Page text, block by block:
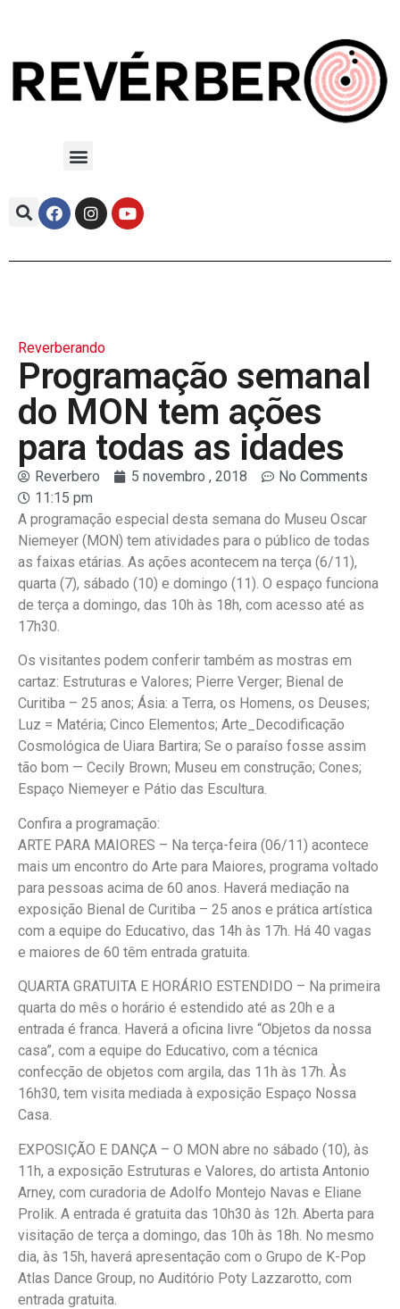
Reverberando
Programação semanal
do MON tem ações
para todas as idades
Reverbero 5 novembro , 2018
No Comments
11:15 pm
A programação especial desta semana do Museu Oscar
Niemeyer (MON) tem atividades para o público de todas
as faixas etárias. As ações acontecem na terça (6/11),
quarta (7), sábado (10) e domingo (11). O espaço funciona
de terça a domingo, das 10h às 18h, com acesso até as
17h30.
Os visitantes podem conferir também as mostras em
cartaz: Estruturas e Valores; Pierre Verger; Bienal de
Curitiba – 25 anos; Ásia: a Terra, os Homens, os Deuses;
Luz = Matéria; Cinco Elementos; Arte_Decodificação
Cosmológica de Uiara Bartira; Se o paraíso fosse assim
tão bom — Cecily Brown; Museu em construção; Cones;
Espaço Niemeyer e Pátio das Escultura.
Confira a programação:
ARTE PARA MAIORES – Na terça-feira (06/11) acontece
mais um encontro do Arte para Maiores, programa voltado
para pessoas acima de 60 anos. Haverá mediação na
exposição Bienal de Curitiba – 25 anos e prática artística
com a equipe do Educativo, das 14h às 17h. Há 40 vagas
e maiores de 60 têm entrada gratuita.
QUARTA GRATUITA E HORÁRIO ESTENDIDO – Na primeira
quarta do mês o horário é estendido até as 20h e a
entrada é franca. Haverá a oficina livre “Objetos da nossa
casa”, com a equipe do Educativo, com a técnica
confecção de objetos com argila, das 11h às 17h. Às
16h30, tem visita mediada à exposição Espaço Nossa
Casa.
EXPOSIÇÃO E DANÇA – O MON abre no sábado (10), às
11h, a exposição Estruturas e Valores, do artista Antonio
Arney, com curadoria de Adolfo Montejo Navas e Eliane
Prolik. A entrada é gratuita das 10h30 às 12h. Aberta para
visitação de terça a domingo, das 10h às 18h. No mesmo
dia, às 15h, haverá apresentação com o Grupo de K-Pop
Atlas Dance Group, no Auditório Poty Lazzarotto, com
entrada gratuita.